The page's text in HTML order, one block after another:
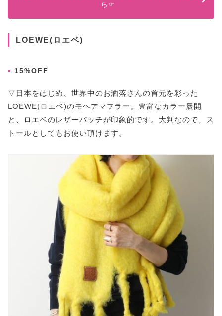
ら☞
LOEWE(ロエベ)
15%OFF
▽日本をはじめ、世界中のお洒落さんの首元を彩った
LOEWE(ロエベ)のモヘアマフラー。豊富なカラー展開
と、ロエベのレザーパッチが印象的です。大判なので、ス
トールとしてもお使い頂けます。